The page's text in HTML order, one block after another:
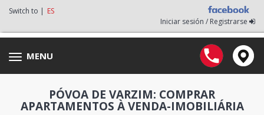
Switch to | ES
Iniciar sesión / Registrarse
Toggle
navigation
MENU
PÓVOA DE VARZIM: COMPRAR
APARTAMENTOS À VENDA-IMOBILIÁRIA